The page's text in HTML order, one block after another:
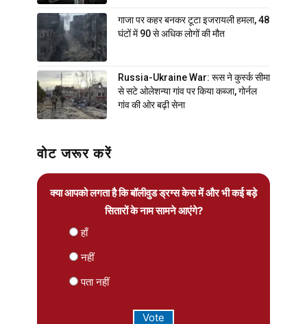
गाजा पर कहर बनकर टूटा इजरायली हमला, 48
घंटों में 90 से अधिक लोगों की मौत
Russia-Ukraine War: रूस ने कुर्स्क सीमा
से सटे ओलेशन्या गांव पर किया कब्जा, गोर्नल
गांव की ओर बढ़ी सेना
वोट जरूर करें
क्या आपको लगता है कि बॉलीवुड ड्रग्स केस में और भी कई बड़े
सितारों के नाम सामने आएंगे?
हाँ
नहीं
पता नहीं